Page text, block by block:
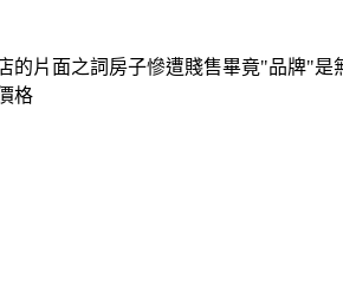
片面之詞房子慘遭賤售畢竟"品牌"
格